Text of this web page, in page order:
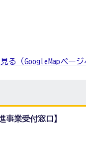
る（GoogleMapページ
事業受付窓口】